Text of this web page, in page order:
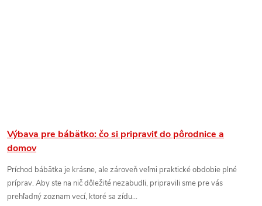
Výbava pre bábätko: čo si pripraviť do pôrodnice a
domov
Príchod bábätka je krásne, ale zároveň veľmi praktické obdobie plné
príprav. Aby ste na nič dôležité nezabudli, pripravili sme pre vás
prehľadný zoznam vecí, ktoré sa zídu...